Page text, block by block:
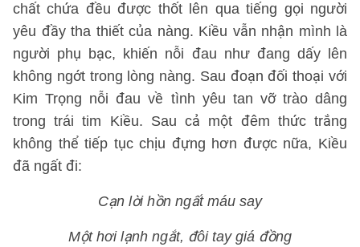
chất chứa đều được thốt lên qua tiếng gọi người
yêu đầy tha thiết của nàng. Kiều vẫn nhận mình là
người phụ bạc, khiến nỗi đau như đang dấy lên
không ngớt trong lòng nàng. Sau đoạn đối thoại với
Kim Trọng nỗi đau về tình yêu tan vỡ trào dâng
trong trái tim Kiều. Sau cả một đêm thức trắng
không thể tiếp tục chịu đựng hơn được nữa, Kiều
đã ngất đi:
Cạn lời hồn ngất máu say
Một hơi lạnh ngắt, đôi tay giá đồng